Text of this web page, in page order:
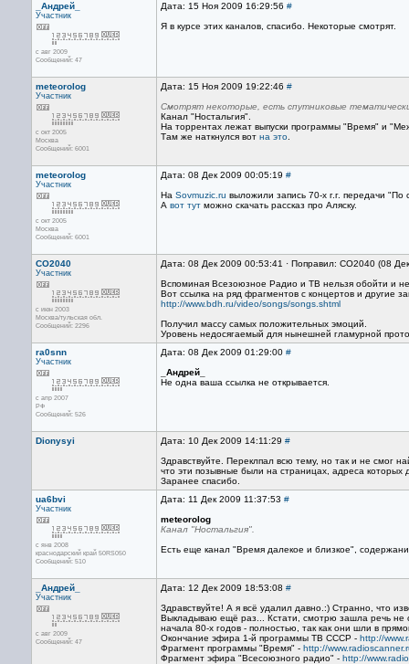
_Андрей_
Участник
с авг 2009
Сообщений: 47
Дата: 15 Ноя 2009 16:29:56 #
Я в курсе этих каналов, спасибо. Некоторые смотрят.
meteorolog
Участник
с окт 2005
Москва
Сообщений: 6001
Дата: 15 Ноя 2009 19:22:46 #
Смотрят некоторые, есть спутниковые
Канал "Ностальгия".
На торрентах лежат выпуски программы "Время" и
Там же наткнулся вот на это
meteorolog
Участник
с окт 2005
Москва
Сообщений: 6001
Дата: 08 Дек 2009 00:05:19 #
На Sovmuzic.ru выложили запись 70-х г.г. передачи
А вот тут можно скачать рассказ про Аляску.
CO2040
Участник
с июн 2003
Москва/тульская обл.
Сообщений: 2296
Дата: 08 Дек 2009 00:53:41 · Поправил: CO2040 (08
Вспоминая Всезоюзное Радио и ТВ нельзя обойти и
Вот ссылка на ряд фрагментов с концертов и другие
http://www.bdh.ru/video/songs/songs.shtml
Получил массу самых положительных эмоций.
Уровень недосягаемый для нынешней гламурной
ra0snn
Участник
с апр 2007
РФ
Сообщений: 526
Дата: 08 Дек 2009 01:29:00 #
_Андрей_
Не одна ваша ссылка не открывается.
Dionysyi Дата: 10 Дек 2009 14:11:29 #
Здравствуйте. Переклпал всю тему, но так и не смог
что эти позывные были на страницах, адреса
Заранее спасибо.
ua6bvi
Участник
с янв 2008
краснодарский край 50RS050
Сообщений: 510
Дата: 11 Дек 2009 11:37:53 #
meteorolog
Канал "Ностальгия".
Есть еще канал "Время далекое и близкое",
_Андрей_
Участник
с авг 2009
Сообщений: 47
Дата: 12 Дек 2009 18:53:08 #
Здравствуйте! А я всё удалил давно.:) Странно, что
Выкладываю ещё раз... Кстати, смотрю зашла речь не
начала 80-х годов - полностью, так как они шли в
Окончание эфира 1-й программы ТВ СССР - http://
Фрагмент программы "Время" - http://
Фрагмент эфира "Всесоюзного радио" - http://